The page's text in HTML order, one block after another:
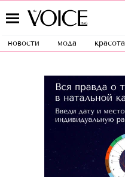
новости мода красота